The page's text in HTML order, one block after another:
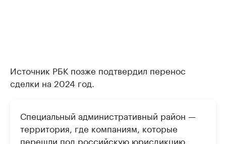
Источник РБК позже подтвердил перенос
сделки на 2024 год.
Специальный административный район —
территория, где компаниям, которые
перешли под российскую юрисдикцию,